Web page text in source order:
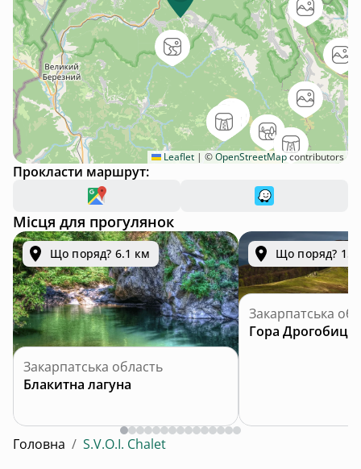
Leaflet | ©OpenStreetMapcontributors
Прокласти маршрут:
Місця для прогулянок
Що поряд? 6.1 км
Закарпатська область
Блакитна лагуна
Що поряд?
Закарпатська
Гора
Головна / S.V.O.I. Chalet